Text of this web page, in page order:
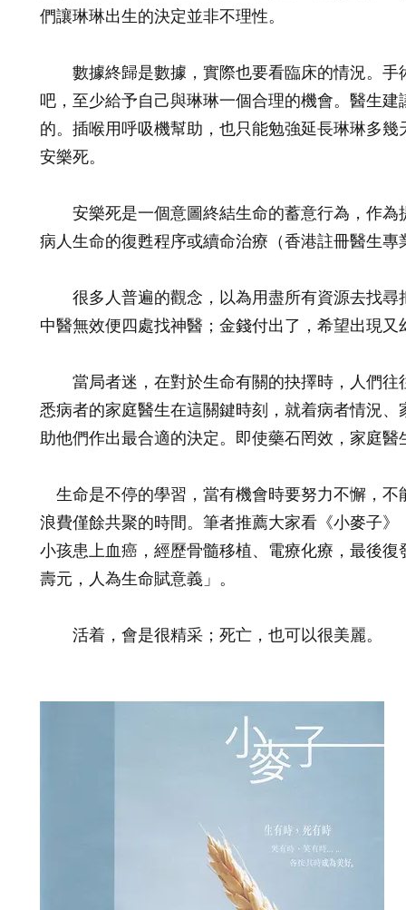
們讓琳琳出生的決定並非不理性。
數據終歸是數據，實際也要看臨床的情況。手
吧，至少給予自己與琳琳一個合理的機會。醫生
的。插喉用呼吸機幫助，也只能勉強延長琳琳多
安樂死。
安樂死是一個意圖終結生命的蓄意行為，作為
病人生命的復甦程序或續命治療（香港註冊醫生
很多人普遍的觀念，以為用盡所有資源去找尋
中醫無效便四處找神醫；金錢付出了，希望出現
當局者迷，在對於生命有關的抉擇時，人們往
悉病者的家庭醫生在這關鍵時刻，就着病者情況
助他們作出最合適的決定。即使藥石罔效，家庭
生命是不停的學習，當有機會時要努力不懈，
浪費僅餘共聚的時間。筆者推薦大家看《小麥子
小孩患上血癌，經歷骨髓移植、電療化療，最後
壽元，人為生命賦意義」。
活着，會是很精采；死亡，也可以很美麗。